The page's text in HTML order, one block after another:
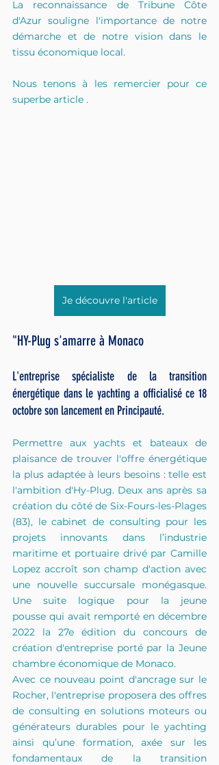
La reconnaissance de Tribune Côte
d'Azur souligne l'importance de notre
démarche et de notre vision dans le
tissu économique local.
Nous tenons à les remercier pour ce
superbe article .
Je découvre l'article
"HY-Plug s'amarre à Monaco
L'entreprise spécialiste de la transition
énergétique dans le yachting a officialisé ce 18
octobre son lancement en Principauté.
Permettre aux yachts et bateaux de
plaisance de trouver l'offre énergétique
la plus adaptée à leurs besoins : telle est
l'ambition d'Hy-Plug. Deux ans après sa
création du côté de Six-Fours-les-Plages
(83), le cabinet de consulting pour les
projets innovants dans l’industrie
maritime et portuaire drivé par Camille
Lopez accroît son champ d'action avec
une nouvelle succursale monégasque.
Une suite logique pour la jeune
pousse qui avait remporté en décembre
2022 la 27e édition du concours de
création d'entreprise porté par la Jeune
chambre économique de Monaco.
Avec ce nouveau point d'ancrage sur le
Rocher, l'entreprise proposera des offres
de consulting en solutions moteurs ou
générateurs durables pour le yachting
ainsi qu’une formation, axée sur les
fondamentaux de la transition